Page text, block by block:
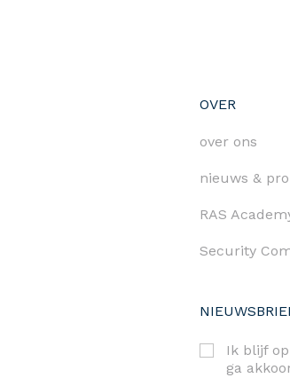
OVER
over ons
nieuws &
RAS
Security
Ik blijf
ga